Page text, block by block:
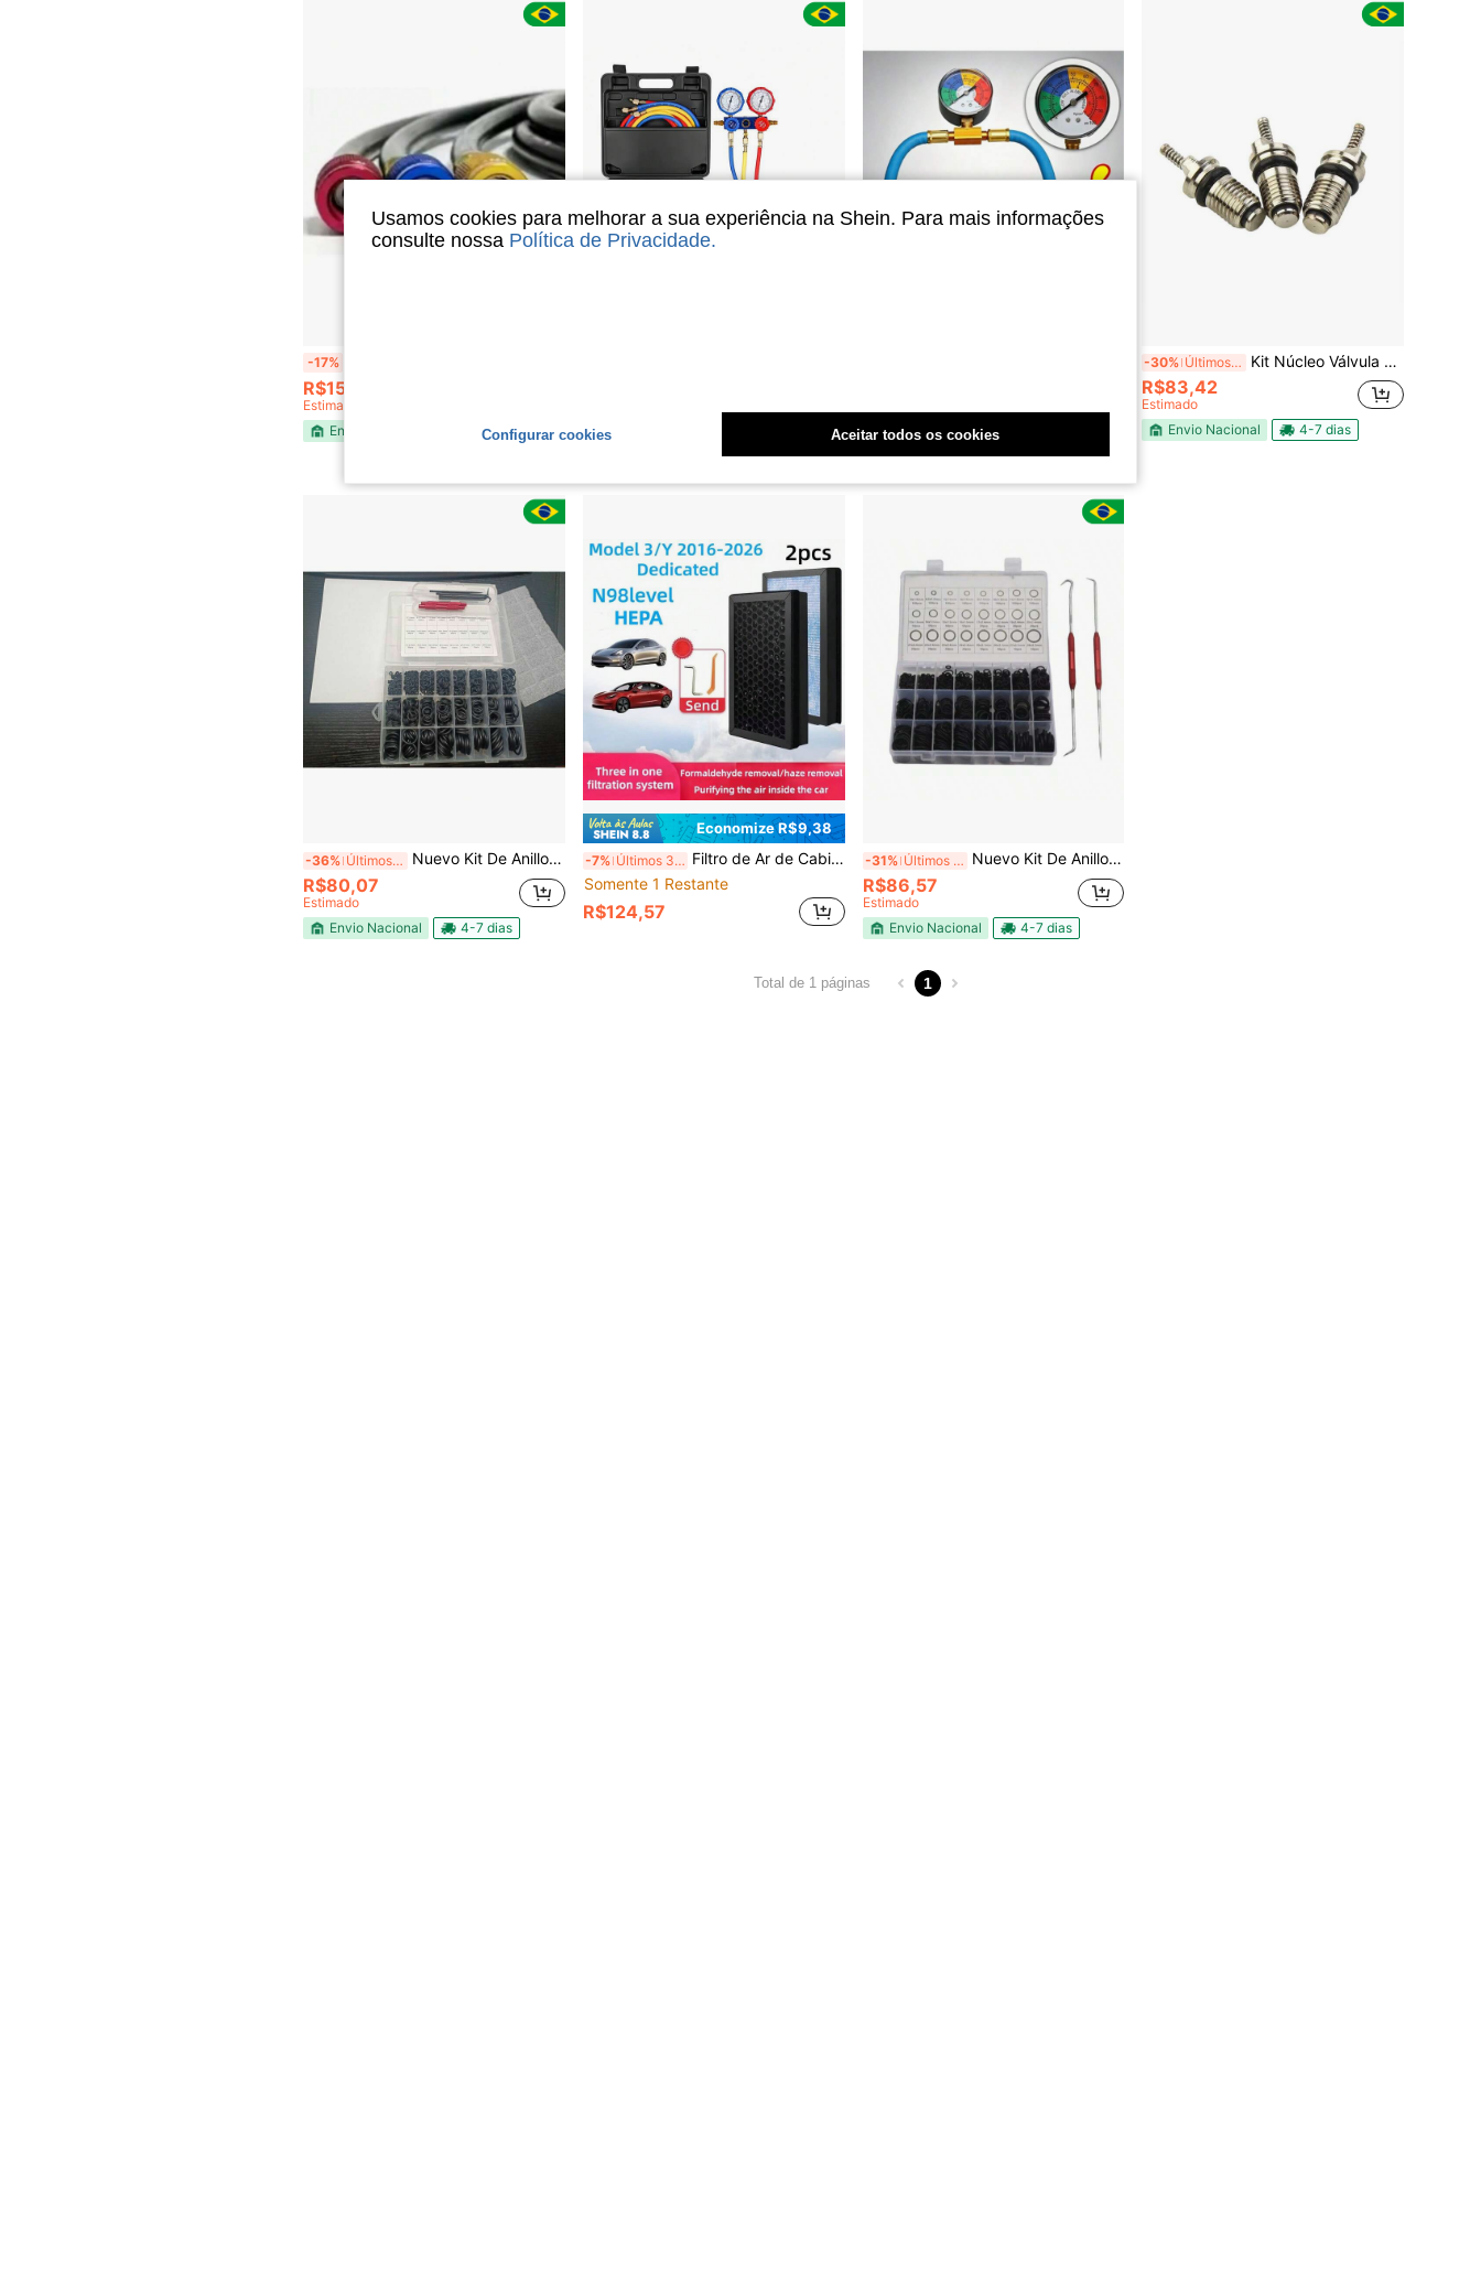
-17%
R$155,00
Estimado
Envio Nacional
4-7 dias
outros vendedores
R$135,90
-30% Últimos 3 dias Kit Núcleo Válvula -33pcs Ar Condicionado Automotivo
R$83,42
Estimado
Envio Nacional
4-7 dias
-36% Últimos 3 dias Nuevo Kit De Anillos De Junta Tórica De Sellado
R$80,07
Estimado
Envio Nacional
4-7 dias
Economize R$9,38
-7% Últimos 3 dias Filtro de Ar de Cabine de Carvão Ativado /Y, Compatível com 2016-2026 3/Y, Incluindo Série Juniper Highland, Filtro de Ar de Alta Eficiência 3 em 1, Peça de Reposição de AC, Peças Automotivas
Somente 1 Restante
R$124,57
-31% Últimos 3 dias Nuevo Kit De Anillos De Junta Tórica De Sellado
R$86,57
Estimado
Envio Nacional
4-7 dias
Total de 1 páginas 1
Usamos cookies para melhorar a sua experiência na Shein. Para mais informações
consulte nossa Política de Privacidade.
Configurar cookies Aceitar todos os cookies